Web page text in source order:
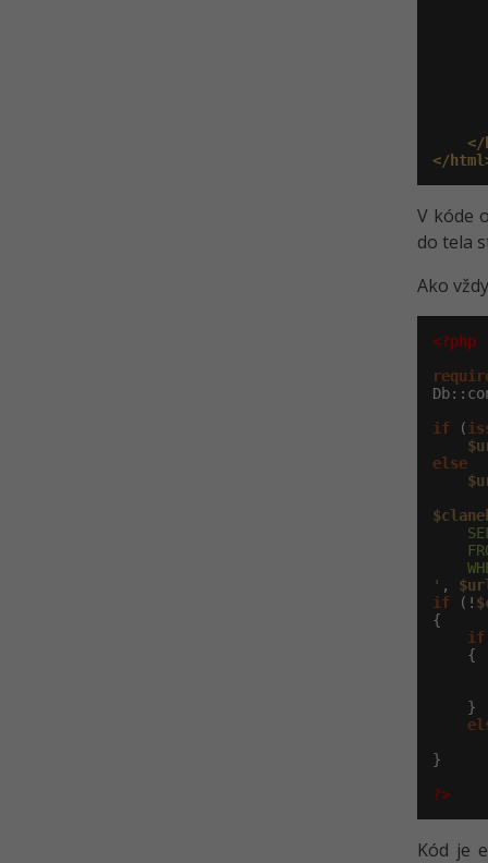
</
</
V kóde
do tela
Ako
<?php
if (
else
' , $url
if (!
{
if
    {
    }
}
?>
Kód je